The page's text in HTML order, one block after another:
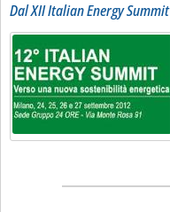
Dal XII Italian Energy Summit